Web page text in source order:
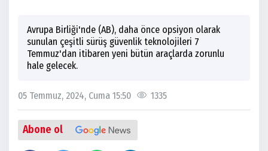
Avrupa Birliği'nde (AB), daha önce opsiyon olarak
sunulan çeşitli sürüş güvenlik teknolojileri 7
Temmuz'dan itibaren yeni bütün araçlarda zorunlu
hale gelecek.
05 Temmuz, 2024, Cuma 15:50 1335
Abone ol